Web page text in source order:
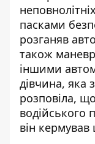
пасками
розганяв
також
іншими
дівчина, яка
розповіла,
водійського
він